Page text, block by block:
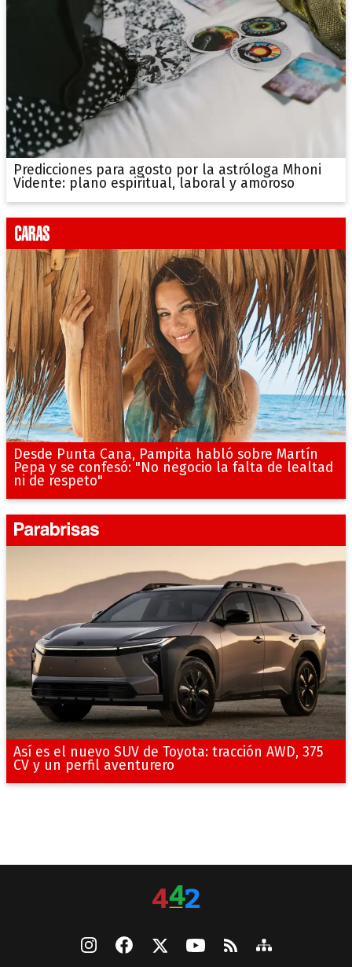
Predicciones para agosto por la astróloga Mhoni
Vidente: plano espiritual, laboral y amoroso
Desde Punta Cana, Pampita habló sobre Martín
Pepa y se confesó: "No negocio la falta de lealtad
ni de respeto"
Así es el nuevo SUV de Toyota: tracción AWD, 375
CV y un perfil aventurero